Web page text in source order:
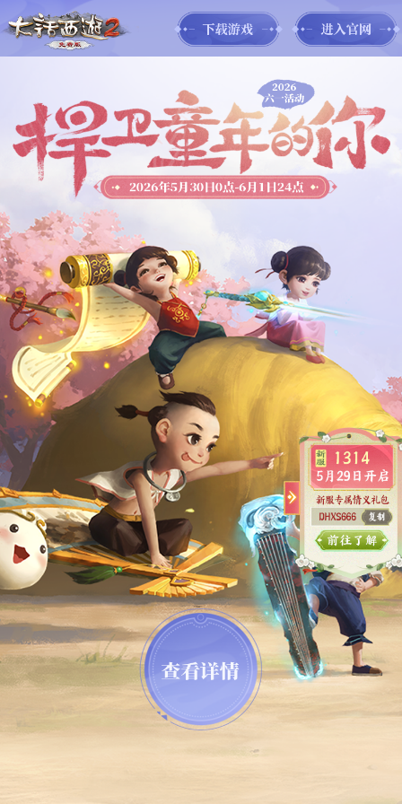
查看详
收